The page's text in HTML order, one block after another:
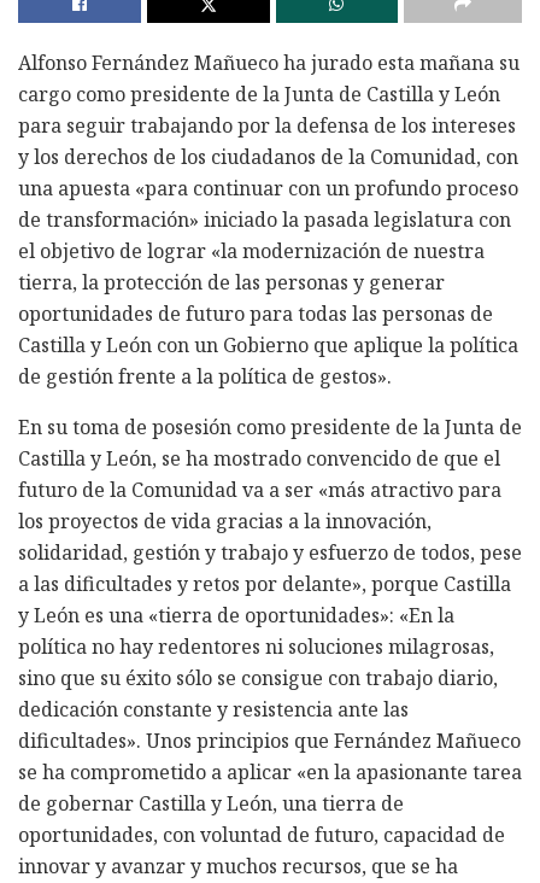
Alfonso Fernández Mañueco ha jurado esta mañana su
cargo como presidente de la Junta de Castilla y León
para seguir trabajando por la defensa de los intereses
y los derechos de los ciudadanos de la Comunidad, con
una apuesta «para continuar con un profundo proceso
de transformación» iniciado la pasada legislatura con
el objetivo de lograr «la modernización de nuestra
tierra, la protección de las personas y generar
oportunidades de futuro para todas las personas de
Castilla y León con un Gobierno que aplique la política
de gestión frente a la política de gestos».
En su toma de posesión como presidente de la Junta de
Castilla y León, se ha mostrado convencido de que el
futuro de la Comunidad va a ser «más atractivo para
los proyectos de vida gracias a la innovación,
solidaridad, gestión y trabajo y esfuerzo de todos, pese
a las dificultades y retos por delante», porque Castilla
y León es una «tierra de oportunidades»: «En la
política no hay redentores ni soluciones milagrosas,
sino que su éxito sólo se consigue con trabajo diario,
dedicación constante y resistencia ante las
dificultades». Unos principios que Fernández Mañueco
se ha comprometido a aplicar «en la apasionante tarea
de gobernar Castilla y León, una tierra de
oportunidades, con voluntad de futuro, capacidad de
innovar y avanzar y muchos recursos, que se ha